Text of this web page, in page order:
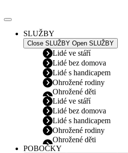
k
SLUŽBY
Close SLUŽBY Open SLUŽBY
Lidé ve stáří
Lidé bez domova
Lidé s handicapem
Ohrožené rodiny
Ohrožené děti
Lidé ve stáří
Lidé bez domova
Lidé s handicapem
Ohrožené rodiny
Ohrožené děti
POBOČKY